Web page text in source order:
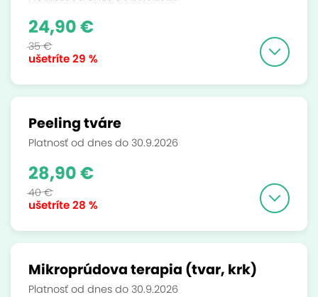
ušetríte29 %
24,90 €
35 €
Peeling tváre
Platnosť od dnes do 30.9.2026
ušetríte28 %
28,90 €
40 €
Mikroprúdova terapia (tvar, krk)
Platnosť od dnes do 30.9.2026